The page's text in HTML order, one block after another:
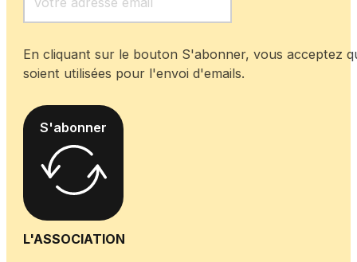
En cliquant sur le bouton S'abonner, vous acceptez
soient utilisées pour l'envoi d'emails.
S'abonner
L'ASSOCIATION